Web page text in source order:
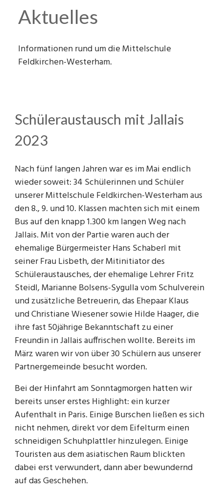
Aktuelles
Informationen rund um die Mittelschule
Feldkirchen-Westerham.
Schüleraustausch mit Jallais
2023
Nach fünf langen Jahren war es im Mai endlich
wieder soweit: 34 Schülerinnen und Schüler
unserer Mittelschule Feldkirchen-Westerham aus
den 8., 9. und 10. Klassen machten sich mit einem
Bus auf den knapp 1.300 km langen Weg nach
Jallais. Mit von der Partie waren auch der
ehemalige Bürgermeister Hans Schaberl mit
seiner Frau Lisbeth, der Mitinitiator des
Schüleraustausches, der ehemalige Lehrer Fritz
Steidl, Marianne Bolsens-Sygulla vom Schulverein
und zusätzliche Betreuerin, das Ehepaar Klaus
und Christiane Wiesener sowie Hilde Haager, die
ihre fast 50jährige Bekanntschaft zu einer
Freundin in Jallais auffrischen wollte. Bereits im
März waren wir von über 30 Schülern aus unserer
Partnergemeinde besucht worden.
Bei der Hinfahrt am Sonntagmorgen hatten wir
bereits unser erstes Highlight: ein kurzer
Aufenthalt in Paris. Einige Burschen ließen es sich
nicht nehmen, direkt vor dem Eifelturm einen
schneidigen Schuhplattler hinzulegen. Einige
Touristen aus dem asiatischen Raum blickten
dabei erst verwundert, dann aber bewundernd
auf das Geschehen.
Klasse 10aM
Pausenhof
Tanzkurs
Zeitungsberichte